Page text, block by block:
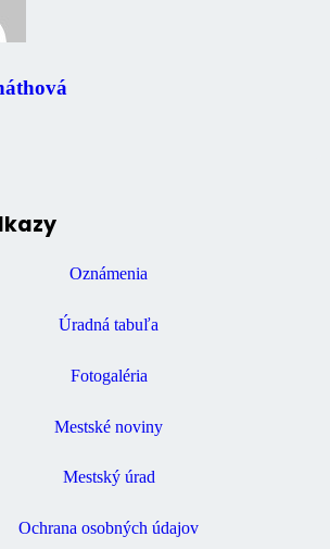
Oznámenia
Úradná tabuľa
Fotogaléria
Mestské noviny
Mestský úrad
Ochrana osobných údajov